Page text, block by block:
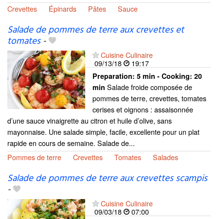
Crevettes
Épinards Pâtes Sauce
Salade de pommes de terre aux crevettes et
tomates-
Cuisine Culinaire
09/13/18
19:17
Preparation: 5 min - Cooking: 20
min Salade froide composée de
pommes de terre, crevettes, tomates
cerises et oignons : assaisonnée
d’une sauce vinaigrette au citron et huile d’olive, sans
mayonnaise. Une salade simple, facile, excellente pour un plat
rapide en cours de semaine. Salade de...
Pommes de terre
Crevettes Tomates Salades
Salade de pommes de terre aux crevettes scampis
-
Cuisine Culinaire
09/03/18
07:00